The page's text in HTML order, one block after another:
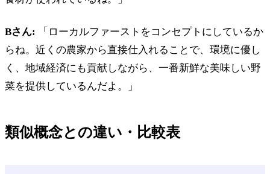
Bさん: 「ローカルファーストをコンセプトにしているか
らね。近くの農家から直接仕入れることで、環境に優し
く、地域経済にも貢献しながら、一番新鮮な美味しい野
菜を提供しているんだよ。」
類似概念との違い・比較表